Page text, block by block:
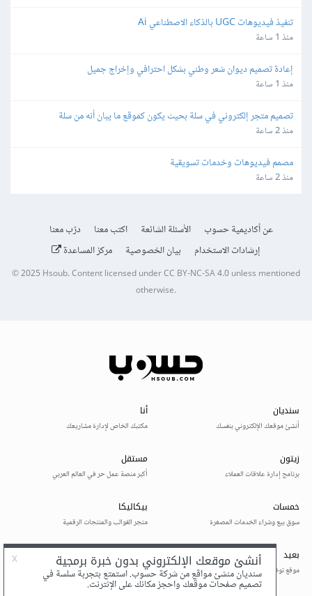
تنفيذ فيديوهات UGC بالذكاء الاصطناعي Ai
منذ 1 ساعة
إعادة تصميم ديوان شعر وطني بشكل احترافي وإخراج جميل
منذ 1 ساعة
تصميم متجر إلكتروني في سلة بحيث يكون كموقع ما يبان أنه من سلة
منذ 2 ساعة
مصمم فيديوهات وخدمات تسويقية
منذ 2 ساعة
عن أكاديمية حسوب الأسئلة الشائعة اكتب معنا
درّب معنا
إرشادات الاستخدام
بيان الخصوصية مركز المساعدة
© 2025 Hsoub.Content licensed underCC BY-NC-SA 4.0unless mentioned
otherwise.